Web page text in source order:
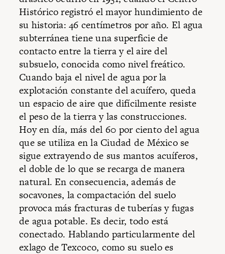
Histórico registró el mayor hundimiento de
su historia: 46 centímetros por año. El agua
subterránea tiene una superficie de
contacto entre la tierra y el aire del
subsuelo, conocida como nivel freático.
Cuando baja el nivel de agua por la
explotación constante del acuífero, queda
un espacio de aire que difícilmente resiste
el peso de la tierra y las construcciones.
Hoy en día, más del 60 por ciento del agua
que se utiliza en la Ciudad de México se
sigue extrayendo de sus mantos acuíferos,
el doble de lo que se recarga de manera
natural. En consecuencia, además de
socavones, la compactación del suelo
provoca más fracturas de tuberías y fugas
de agua potable. Es decir, todo está
conectado. Hablando particularmente del
exlago de Texcoco, como su suelo es